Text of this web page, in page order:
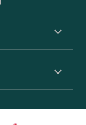
keyboard_arrow_down
keyboard_arrow_down
keyboard_arrow_down